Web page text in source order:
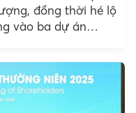
đồng thời hé lộ
vào ba dự án